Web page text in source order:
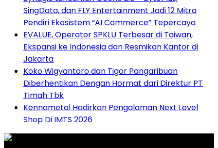
SingData, dan FLY Entertainment Jadi 12 Mitra
Pendiri Ekosistem “AI Commerce” Tepercaya
EVALUE, Operator SPKLU Terbesar di Taiwan,
Ekspansi ke Indonesia dan Resmikan Kantor di
Jakarta
Koko Wigyantoro dan Tigor Pangaribuan
Diberhentikan Dengan Hormat dari Direktur PT
Timah Tbk
Kennametal Hadirkan Pengalaman Next Level
Shop Di IMTS 2026